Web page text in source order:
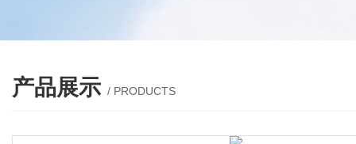
产品展示 / PRODUCTS